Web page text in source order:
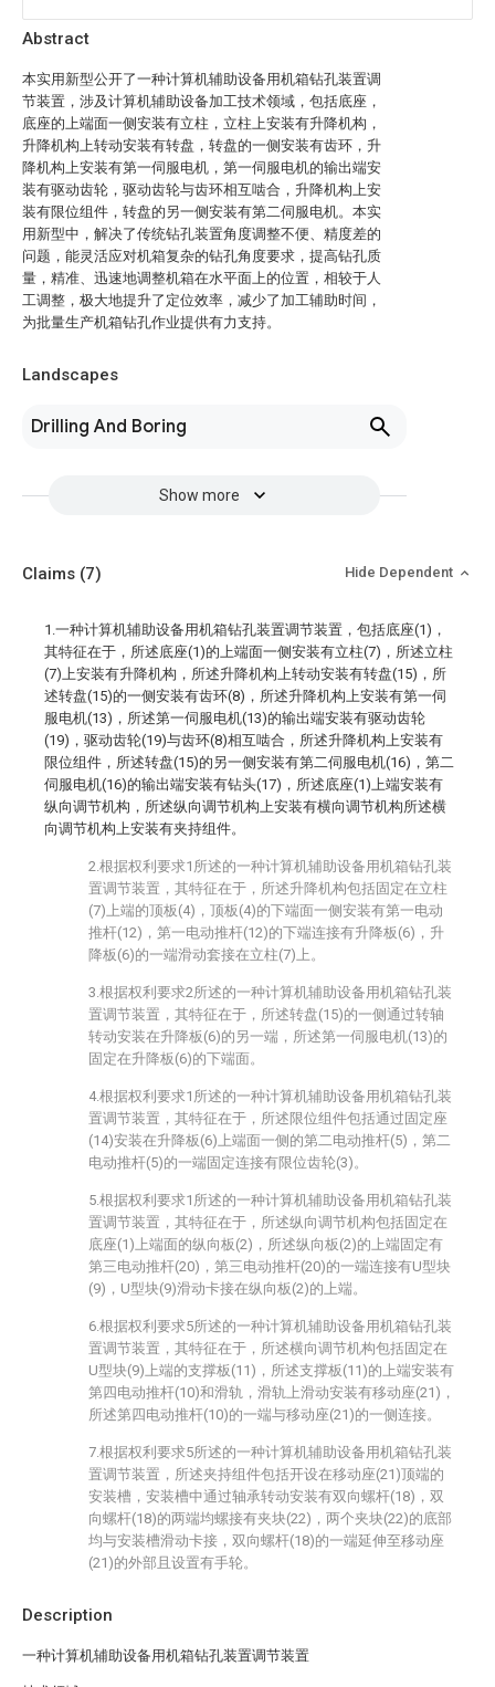
Abstract
本实用新型公开了一种计算机辅助设备用机箱钻孔装置调
节装置，涉及计算机辅助设备加工技术领域，包括底座，
底座的上端面一侧安装有立柱，立柱上安装有升降机构，
升降机构上转动安装有转盘，转盘的一侧安装有齿环，升
降机构上安装有第一伺服电机，第一伺服电机的输出端安
装有驱动齿轮，驱动齿轮与齿环相互啮合，升降机构上安
装有限位组件，转盘的另一侧安装有第二伺服电机。本实
用新型中，解决了传统钻孔装置角度调整不便、精度差的
问题，能灵活应对机箱复杂的钻孔角度要求，提高钻孔质
量，精准、迅速地调整机箱在水平面上的位置，相较于人
工调整，极大地提升了定位效率，减少了加工辅助时间，
为批量生产机箱钻孔作业提供有力支持。
Landscapes
Drilling And Boring
Show more
Description
一种计算机辅助设备用机箱钻孔装置调节装置
Claims (7) Hide Dependent
1.一种计算机辅助设备用机箱钻孔装置调节装置，包括底座(1)，
其特征在于，所述底座(1)的上端面一侧安装有立柱(7)，所述立柱
(7)上安装有升降机构，所述升降机构上转动安装有转盘(15)，所
述转盘(15)的一侧安装有齿环(8)，所述升降机构上安装有第一伺
服电机(13)，所述第一伺服电机(13)的输出端安装有驱动齿轮
(19)，驱动齿轮(19)与齿环(8)相互啮合，所述升降机构上安装有
限位组件，所述转盘(15)的另一侧安装有第二伺服电机(16)，第二
伺服电机(16)的输出端安装有钻头(17)，所述底座(1)上端安装有
纵向调节机构，所述纵向调节机构上安装有横向调节机构所述横
向调节机构上安装有夹持组件。
2.根据权利要求1所述的一种计算机辅助设备用机箱钻孔装
置调节装置，其特征在于，所述升降机构包括固定在立柱
(7)上端的顶板(4)，顶板(4)的下端面一侧安装有第一电动
推杆(12)，第一电动推杆(12)的下端连接有升降板(6)，升
降板(6)的一端滑动套接在立柱(7)上。
3.根据权利要求2所述的一种计算机辅助设备用机箱钻孔装
置调节装置，其特征在于，所述转盘(15)的一侧通过转轴
转动安装在升降板(6)的另一端，所述第一伺服电机(13)的
固定在升降板(6)的下端面。
4.根据权利要求1所述的一种计算机辅助设备用机箱钻孔装
置调节装置，其特征在于，所述限位组件包括通过固定座
(14)安装在升降板(6)上端面一侧的第二电动推杆(5)，第二
电动推杆(5)的一端固定连接有限位齿轮(3)。
5.根据权利要求1所述的一种计算机辅助设备用机箱钻孔装
置调节装置，其特征在于，所述纵向调节机构包括固定在
底座(1)上端面的纵向板(2)，所述纵向板(2)的上端固定有
第三电动推杆(20)，第三电动推杆(20)的一端连接有U型块
(9)，U型块(9)滑动卡接在纵向板(2)的上端。
6.根据权利要求5所述的一种计算机辅助设备用机箱钻孔装
置调节装置，其特征在于，所述横向调节机构包括固定在
U型块(9)上端的支撑板(11)，所述支撑板(11)的上端安装有
第四电动推杆(10)和滑轨，滑轨上滑动安装有移动座(21)，
所述第四电动推杆(10)的一端与移动座(21)的一侧连接。
7.根据权利要求5所述的一种计算机辅助设备用机箱钻孔装
置调节装置，所述夹持组件包括开设在移动座(21)顶端的
安装槽，安装槽中通过轴承转动安装有双向螺杆(18)，双
向螺杆(18)的两端均螺接有夹块(22)，两个夹块(22)的底部
均与安装槽滑动卡接，双向螺杆(18)的一端延伸至移动座
(21)的外部且设置有手轮。